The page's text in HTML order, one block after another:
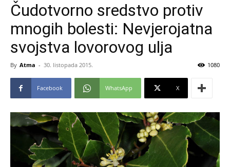
Čudotvorno sredstvo protiv
mnogih bolesti: Nevjerojatna
svojstva lovorovog ulja
By Atma - 30. listopada 2015. 1080
Facebook WhatsApp X